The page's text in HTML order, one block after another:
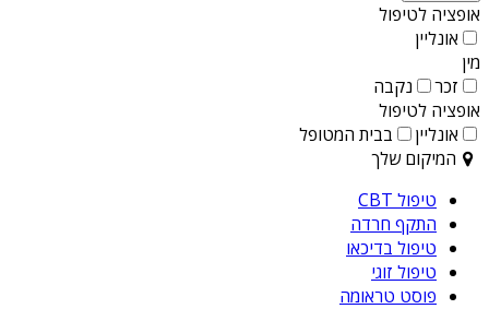
אופציה לטיפול
אונליין
מין
זכר
נקבה
אופציה לטיפול
אונליין
בבית המטופל
המיקום שלך
טיפול CBT
התקף חרדה
טיפול בדיכאו
טיפול זוגי
פוסט טראומה